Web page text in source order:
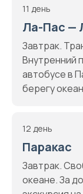
11 день
Ла-Пас —
Завтрак.
Внутренний
автобусе в
берегу
12 день
Паракас
Завтрак.
океане. За